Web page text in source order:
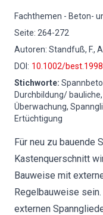
Fachthemen - Beton-
Seite: 264-272
Autoren: Standfuß, F.,
DOI : 10.1002/
Stichworte:
Durchbildung/
Überwachung,
Ertüchtigung
Für neu zu bauende
Kastenquerschnitt
Bauweise mit
Regelbauweise
externen